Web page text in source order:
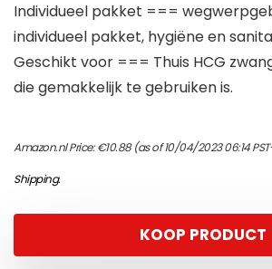
Individueel pakket ===
individueel pakket, hygiëne en
Geschikt voor === Thuis HCG
die gemakkelijk te gebruiken is.
Amazon.nl Price:€10.88(as of 10/04/2023 06:14
Shipping.
KOOP PRODUCT